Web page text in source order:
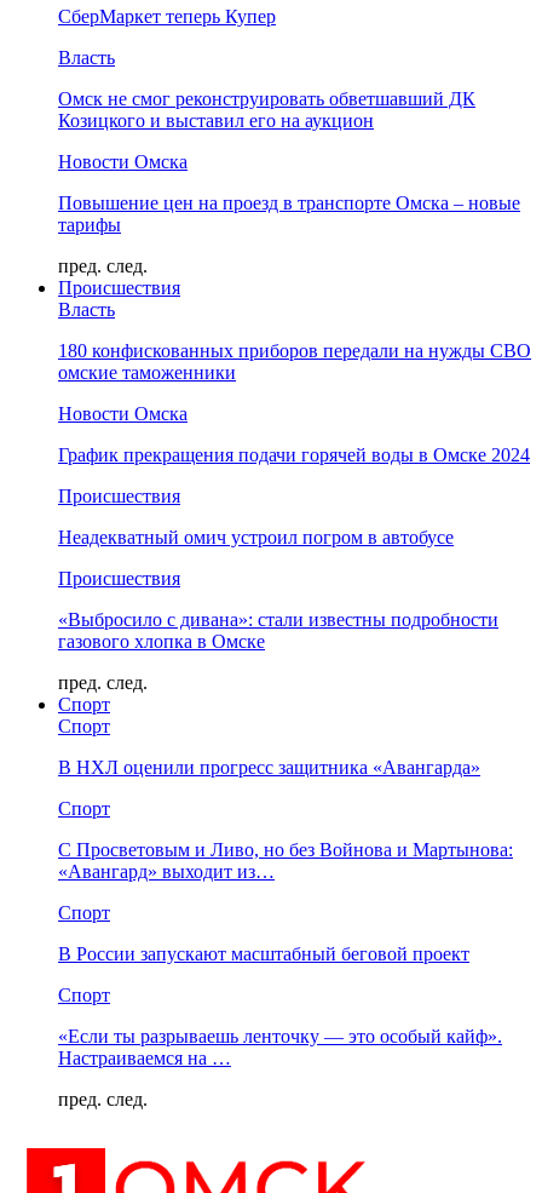
СберМаркет теперь Купер
Власть
Омск не смог реконструировать обветшавший ДК
Козицкого и выставил его на аукцион
Новости Омска
Повышение цен на проезд в транспорте Омска – новые
тарифы
пред. след.
Происшествия
Власть
180 конфискованных приборов передали на нужды СВО
омские таможенники
Новости Омска
График прекращения подачи горячей воды в Омске 2024
Происшествия
Неадекватный омич устроил погром в автобусе
Происшествия
«Выбросило с дивана»: стали известны подробности
газового хлопка в Омске
пред. след.
Спорт
Спорт
В НХЛ оценили прогресс защитника «Авангарда»
Спорт
С Просветовым и Ливо, но без Войнова и Мартынова:
«Авангард» выходит из…
Спорт
В России запускают масштабный беговой проект
Спорт
«Если ты разрываешь ленточку — это особый кайф».
Настраиваемся на …
пред. след.